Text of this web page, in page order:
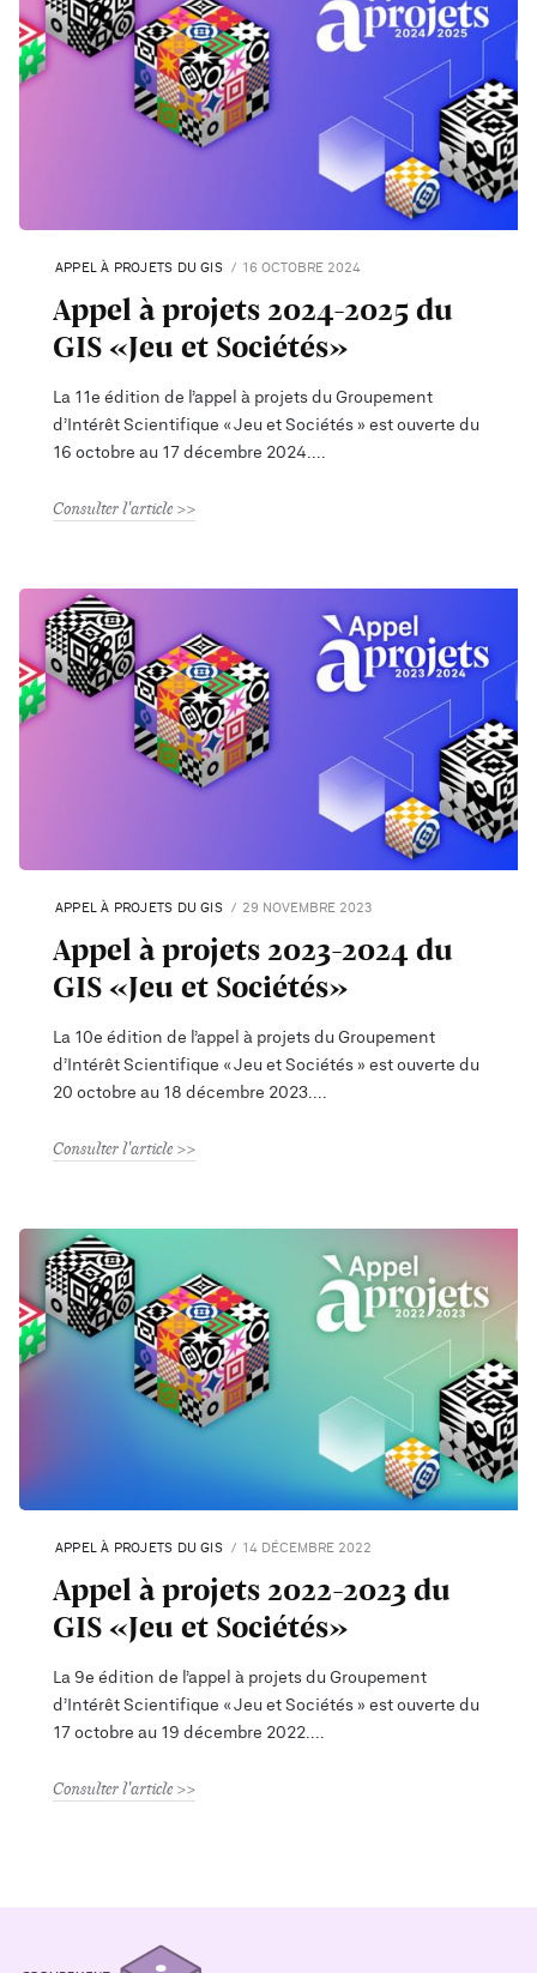
APPEL À PROJETS DU GIS 16 OCTOBRE 2024
Appel à projets 2024-2025 du
GIS «Jeu et Sociétés»
La 11e édition de l’appel à projets du Groupement
d’Intérêt Scientifique « Jeu et Sociétés » est ouverte du
16 octobre au 17 décembre 2024.
Consulter l'article
APPEL À PROJETS DU GIS 29 NOVEMBRE 2023
Appel à projets 2023-2024 du
GIS «Jeu et Sociétés»
La 10e édition de l’appel à projets du Groupement
d’Intérêt Scientifique « Jeu et Sociétés » est ouverte du
20 octobre au 18 décembre 2023.
Consulter l'article
APPEL À PROJETS DU GIS 14 DÉCEMBRE 2022
Appel à projets 2022-2023 du
GIS «Jeu et Sociétés»
La 9e édition de l’appel à projets du Groupement
d’Intérêt Scientifique « Jeu et Sociétés » est ouverte du
17 octobre au 19 décembre 2022.
Consulter l'article